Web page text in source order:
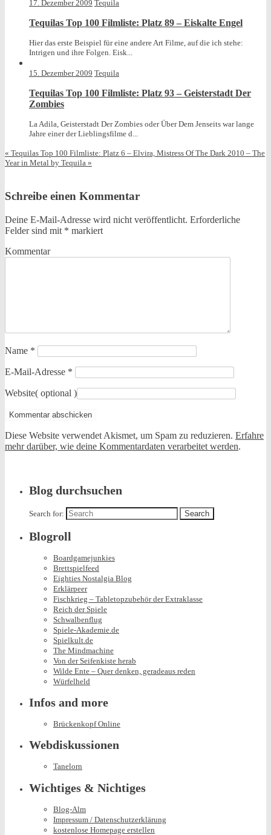
17. Dezember 2009 Tequila
Tequilas Top 100 Filmliste: Platz 89 – Eiskalte Engel
Hier das erste Beispiel für eine andere Art Filme, auf die ich stehe:
Intrigen und ihre Folgen. Eisk...
15. Dezember 2009 Tequila
Tequilas Top 100 Filmliste: Platz 93 – Geisterstadt Der
Zombies
La Adila, Geisterstadt Der Zombies oder Über Dem Jenseits war lange
Jahre einer der Lieblingsfilme d...
« Tequilas Top 100 Filmliste: Platz 6 – Elvira, Mistress Of The Dark 2010 – The
Year in Metal by Tequila »
Schreibe einen Kommentar
Deine E-Mail-Adresse wird nicht veröffentlicht. Erforderliche
Felder sind mit * markiert
Kommentar
Name *
E-Mail-Adresse *
Website( optional )
Diese Website verwendet Akismet, um Spam zu reduzieren. Erfahre
mehr darüber, wie deine Kommentardaten verarbeitet werden.
Blog durchsuchen
Search for:
Blogroll
Boardgamejunkies
Brettspielfeed
Eighties Nostalgia Blog
Erklärpeer
Fischkrieg – Tabletopzubehör der Extraklasse
Reich der Spiele
Schwalbenflug
Spiele-Akademie.de
Spielkult.de
The Mindmachine
Von der Seifenkiste herab
Wilde Ente – Quer denken, geradeaus reden
Würfelheld
Infos and more
Brückenkopf Online
Webdiskussionen
Tanelorn
Wichtiges & Nichtiges
Blog-Alm
Impressum / Datenschutzerklärung
kostenlose Homepage erstellen